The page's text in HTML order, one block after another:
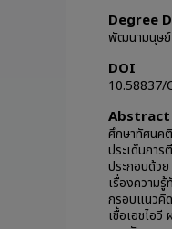
Degree
พัฒนามนุษย์
DOI
10.58837/
Abstract
ศึกษาทัศนค
ประเด็นกา
ประกอบด้ว
เรื่องความ
กรอบแนวคิ
เชื้อเอชไอ